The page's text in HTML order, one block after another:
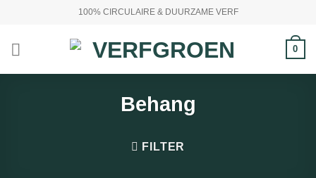
inhoud
100% CIRCULAIRE & DUURZAME VERF
0
Behang
FILTER